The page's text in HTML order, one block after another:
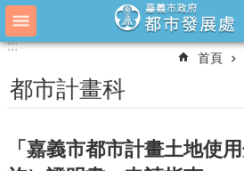
跳到主要內容區塊
進
搜
尋
關
::::::
首頁
都市計畫科
「嘉義市都市計畫土地使